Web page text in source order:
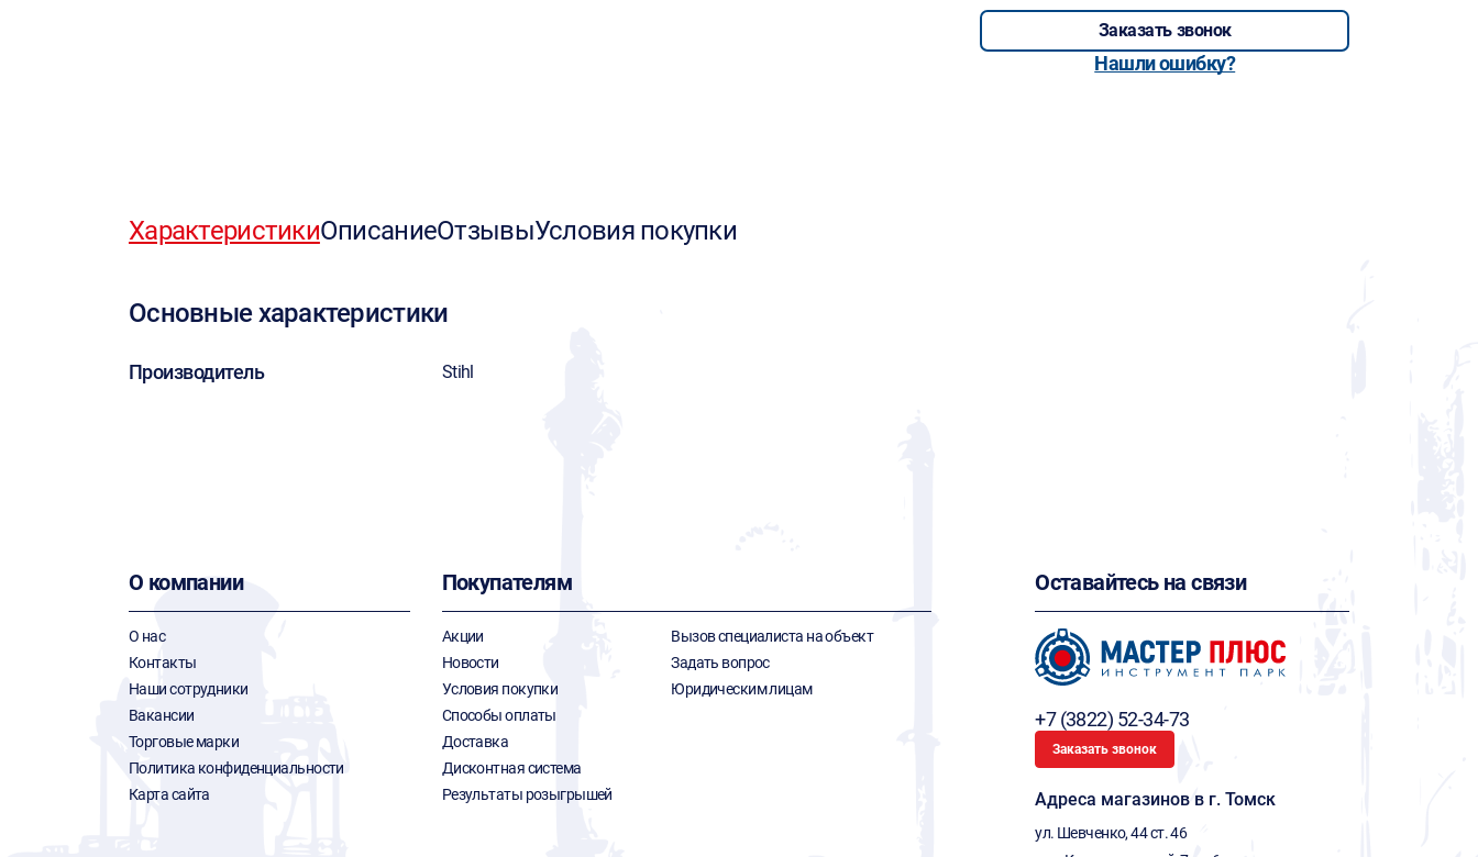
Заказать звонок
Нашли ошибку?
ХарактеристикиОписаниеОтзывыУсловия покупки
Основные характеристики
Производитель Stihl
О компании
О нас
Контакты
Наши сотрудники
Вакансии
Торговые марки
Политика конфиденциальности
Карта сайта
Покупателям
Акции
Новости
Условия покупки
Способы оплаты
Доставка
Дисконтная система
Результаты розыгрышей
Вызов специалиста на объект
Задать вопрос
Юридическим лицам
Оставайтесь на связи
+7 (3822) 52-34-73
Заказать звонок
Адреса магазинов в г. Томск
ул. Шевченко, 44 ст. 46